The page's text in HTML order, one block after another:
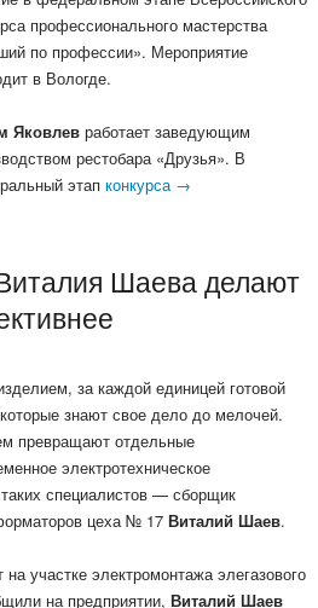
профессионального мастерства
по профессии». Мероприятие
в Вологде.
Яковлев работает заведующим
рестобара «Друзья». В
этап конкурса →
Шаева делают
за каждой единицей готовой
знают свое дело до мелочей.
превращают отдельные
электротехническое
специалистов — сборщик
цеха № 17 Виталий Шаев.
участке электромонтажа элегазового
на предприятии, Виталий Шаев